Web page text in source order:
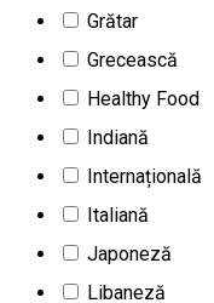
Grătar
Grecească
Healthy Food
Indiană
Internațională
Italiană
Japoneză
Libaneză